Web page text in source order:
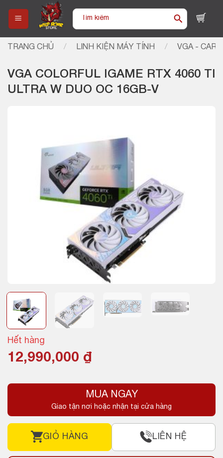
content
Tìm
TRANG CHỦ / LINH KIỆN MÁY TÍNH / VGA -
VGA COLORFUL IGAME RTX 4060 TI
ULTRA W DUO OC 16GB-V
Hết hàng
12,990,000 ₫
MUA NGAY
Giao tận nơi hoặc nhận tại cửa hàng
GIỎ HÀNG LIÊN HỆ